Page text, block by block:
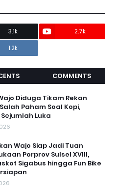
3.1k
2.7k
1.2k
COMMENTS
Diduga Tikam Rekan
Paham Soal Kopi,
Luka
Wajo Siap Jadi Tuan
Porprov Sulsel XVIII,
Sigabus hingga Fun Bike